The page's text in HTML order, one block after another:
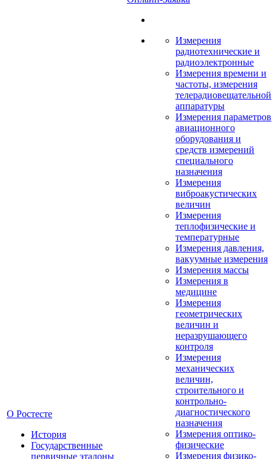
О Ростесте
История
Государственные
первичные эталоны
Измерения
радиотехнические и
радиоэлектронные
Измерения времени и
частоты, измерения
телерадиовещательной
аппаратуры
Измерения параметров
авиационного
оборудования и
средств измерений
специального
назначения
Измерения
виброакустических
величин
Измерения
теплофизические и
температурные
Измерения давления,
вакуумные измерения
Измерения массы
Измерения в
медицине
Измерения
геометрических
величин и
неразрушающего
контроля
Измерения
механических
величин,
строительного и
контрольно-
диагностического
назначения
Измерения оптико-
физические
Измерения физико-